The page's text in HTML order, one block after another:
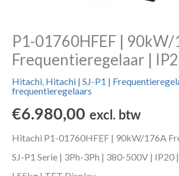
P1-01760HFEF | 90kW/
Frequentieregelaar |
Hitachi, Hitachi | SJ-P1 |
frequentieregelaars
€6.980,00 excl. btw
Hitachi P1-01760HFEF | 90kW/176A
SJ-P1 Serie | 3Ph-3Ph | 380-500V |